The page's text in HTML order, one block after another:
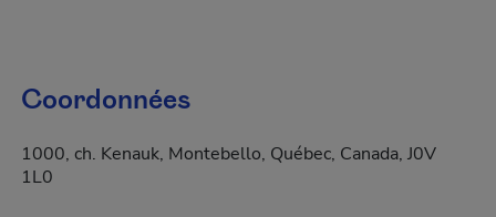
Coordonnées
1000, ch. Kenauk, Montebello, Québec, Canada, J0V
1L0